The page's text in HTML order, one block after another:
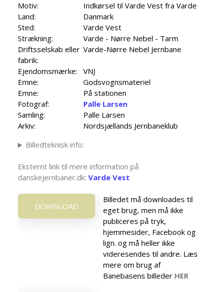
Motiv:
Indkørsel til Varde Vest fra Varde
Land:
Danmark
Sted:
Varde Vest
Strækning:
Varde - Nørre Nebel - Tarm
Driftsselskab eller
fabrik:
Varde-Nørre Nebel Jernbane
Ejendomsmærke:
VNJ
Emne:
Godsvognsmateriel
Emne:
På stationen
Fotograf:
Palle Larsen
Samling:
Palle Larsen
Arkiv:
Nordsjællands Jernbaneklub
Billedteknisk info:
Eksternt link til mere information på
danskejernbaner.dk: Varde Vest
DOWNLOAD
Billedet må downloades til
eget brug, men må ikke
publiceres på tryk,
hjemmesider, Facebook og
lign. og må heller ikke
videresendes til andre. Læs
mere om brug af
Banebasens billeder HER